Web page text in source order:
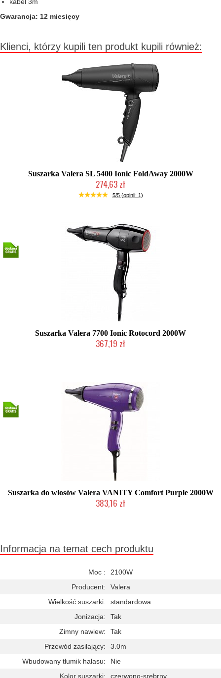
Gwarancja: 12 miesięcy
Klienci, którzy kupili ten produkt kupili również:
Suszarka Valera SL 5400 Ionic FoldAway 2000W
274,63 zł
Duża ilość (wysyłka w 24h)
5/5 (opinii: 1)
Suszarka Valera 7700 Ionic Rotocord 2000W
367,19 zł
Suszarka do włosów Valera VANITY Comfort Purple 2000W
383,16 zł
Informacja na temat cech produktu
Moc :
2100W
Producent:
Valera
Wielkość suszarki:
standardowa
Jonizacja:
Tak
Zimny nawiew:
Tak
Przewód zasilający:
3.0m
Wbudowany tłumik hałasu:
Nie
Kolor suszarki:
czerwono-srebrny